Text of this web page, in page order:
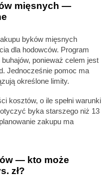
mięsnych —
byków mięsnych
dla hodowców. Program
ponieważ celem jest
Jednocześnie pomoc ma
określone limity.
kosztów, o ile spełni warunki
byka starszego niż 13
zakupu ma
— kto może
zł?